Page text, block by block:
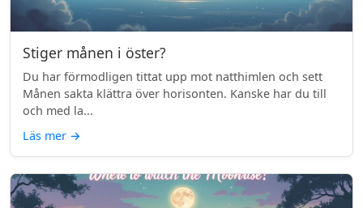
Stiger månen i öster?
Du har förmodligen tittat upp mot natthimlen och sett
Månen sakta klättra över horisonten. Kanske har du till
och med la...
Läs mer →